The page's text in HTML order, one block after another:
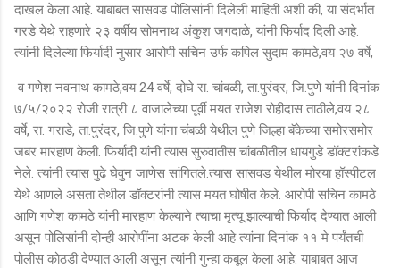
दाखल केला आहे. याबाबत सासवड पोलिसांनी दिलेली माहिती अशी की, या संदर्भात
गरडे येथे राहणारे २३ वर्षीय सोमनाथ अंकुश जगदाळे, यांनी फिर्याद दिली आहे.
त्यांनी दिलेल्या फिर्यादी नुसार आरोपी सचिन उर्फ कपिल सुदाम कामठे,वय २७ वर्षे,
व गणेश नवनाथ कामठे,वय 24 वर्षे, दोघे रा. चांबळी, ता.पुरंदर, जि.पुणे यांनी दिनांक
७/५/२०२२ रोजी रात्री ८ वाजालेच्या पूर्वी मयत राजेश रोहीदास ताठीले,वय २८
वर्षे, रा. गराडे, ता.पुरंदर, जि.पुणे यांना चंबळी येथील पुणे जिल्हा बॅकेच्या समोरसमोर
जबर मारहाण केली. फिर्यादी यांनी त्यास सुरुवातीस चांबळीतील धायगुडे डॉक्टरांकडे
नेले. त्यांनी त्यास पुढे घेवुन जाणेस सांगितले.त्यास सासवड येथील मोरया हॉस्पीटल
येथे आणले असता तेथील डॉक्टरांनी त्यास मयत घोषीत केले. आरोपी सचिन कामठे
आणि गणेश कामठे यांनी मारहाण केल्याने त्याचा मृत्यू झाल्याची फिर्याद देण्यात आली
असून पोलिसांनी दोन्ही आरोपींना अटक केली आहे त्यांना दिनांक ११ मे पर्यंतची
पोलीस कोठडी देण्यात आली असून त्यांनी गुन्हा कबूल केला आहे. याबाबत आज